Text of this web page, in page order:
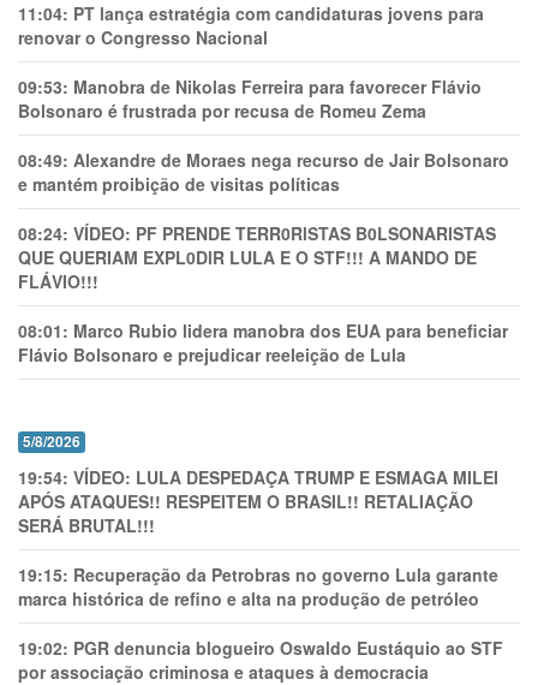
11:04: PT lança estratégia com candidaturas jovens para
renovar o Congresso Nacional
09:53: Manobra de Nikolas Ferreira para favorecer Flávio
Bolsonaro é frustrada por recusa de Romeu Zema
08:49: Alexandre de Moraes nega recurso de Jair Bolsonaro
e mantém proibição de visitas políticas
08:24: VÍDEO: PF PRENDE TERR0RlSTAS B0LSONARlSTAS
QUE QUERIAM EXPL0DlR LULA E O STF!!! A MANDO DE
FLÁVIO!!!
08:01: Marco Rubio lidera manobra dos EUA para beneficiar
Flávio Bolsonaro e prejudicar reeleição de Lula
5/8/2026
19:54: VÍDEO: LULA DESPEDAÇA TRUMP E ESMAGA MILEI
APÓS ATAQUES!! RESPEITEM O BRASIL!! RETALIAÇÃO
SERÁ BRUTAL!!!
19:15: Recuperação da Petrobras no governo Lula garante
marca histórica de refino e alta na produção de petróleo
19:02: PGR denuncia blogueiro Oswaldo Eustáquio ao STF
por associação criminosa e ataques à democracia